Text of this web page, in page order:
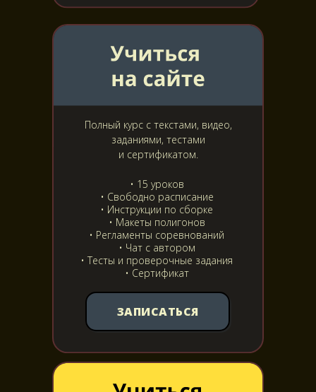
ЗАПИСАТЬСЯ
Полный курс с текстами, видео,
заданиями, тестами
и сертификатом.
• 15 уроков
• Свободно расписание
• Инструкции по сборке
• Макеты полигонов
• Регламенты соревнований
• Чат с автором
• Тесты и проверочные задания
• Сертификат